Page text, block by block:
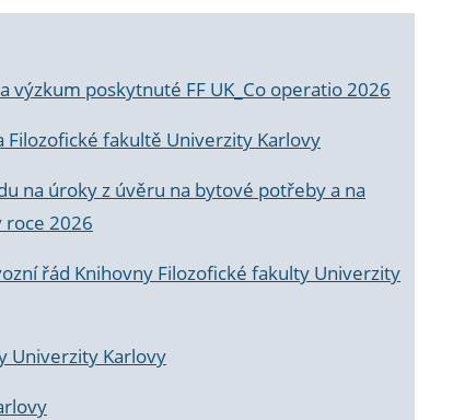
poskytnuté FF UK_Co operatio 2026
fakultě Univerzity Karlovy
na úroky z úvěru na bytové potřeby a na
roce 2026
řád Knihovny Filozofické fakulty Univerzity
Univerzity Karlovy